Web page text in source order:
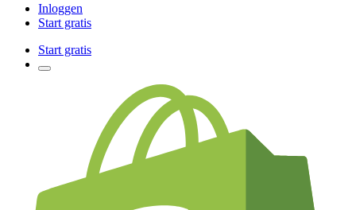
Inloggen
Start gratis
Start gratis